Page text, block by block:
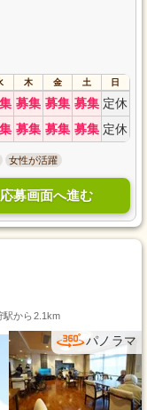
木 金 土 日
募集 募集 募集 定休
募集 募集 募集 定休
女性が活躍
応募画面へ進む
駅から2.1km
パノラマ